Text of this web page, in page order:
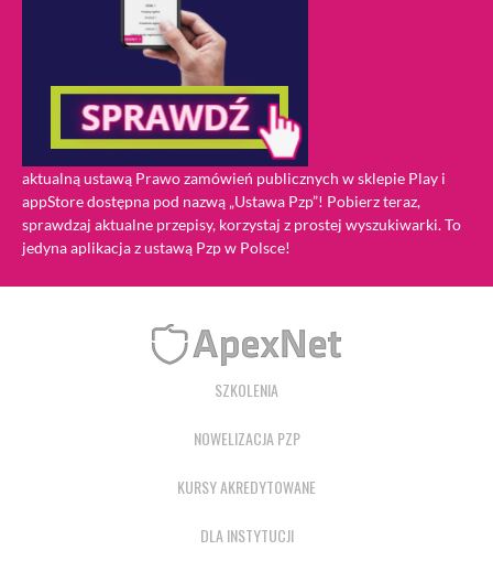
aktualną ustawą Prawo zamówień publicznych w sklepie Play i
appStore dostępna pod nazwą „Ustawa Pzp”! Pobierz teraz,
sprawdzaj aktualne przepisy, korzystaj z prostej wyszukiwarki. To
jedyna aplikacja z ustawą Pzp w Polsce!
SZKOLENIA
NOWELIZACJA PZP
KURSY AKREDYTOWANE
DLA INSTYTUCJI